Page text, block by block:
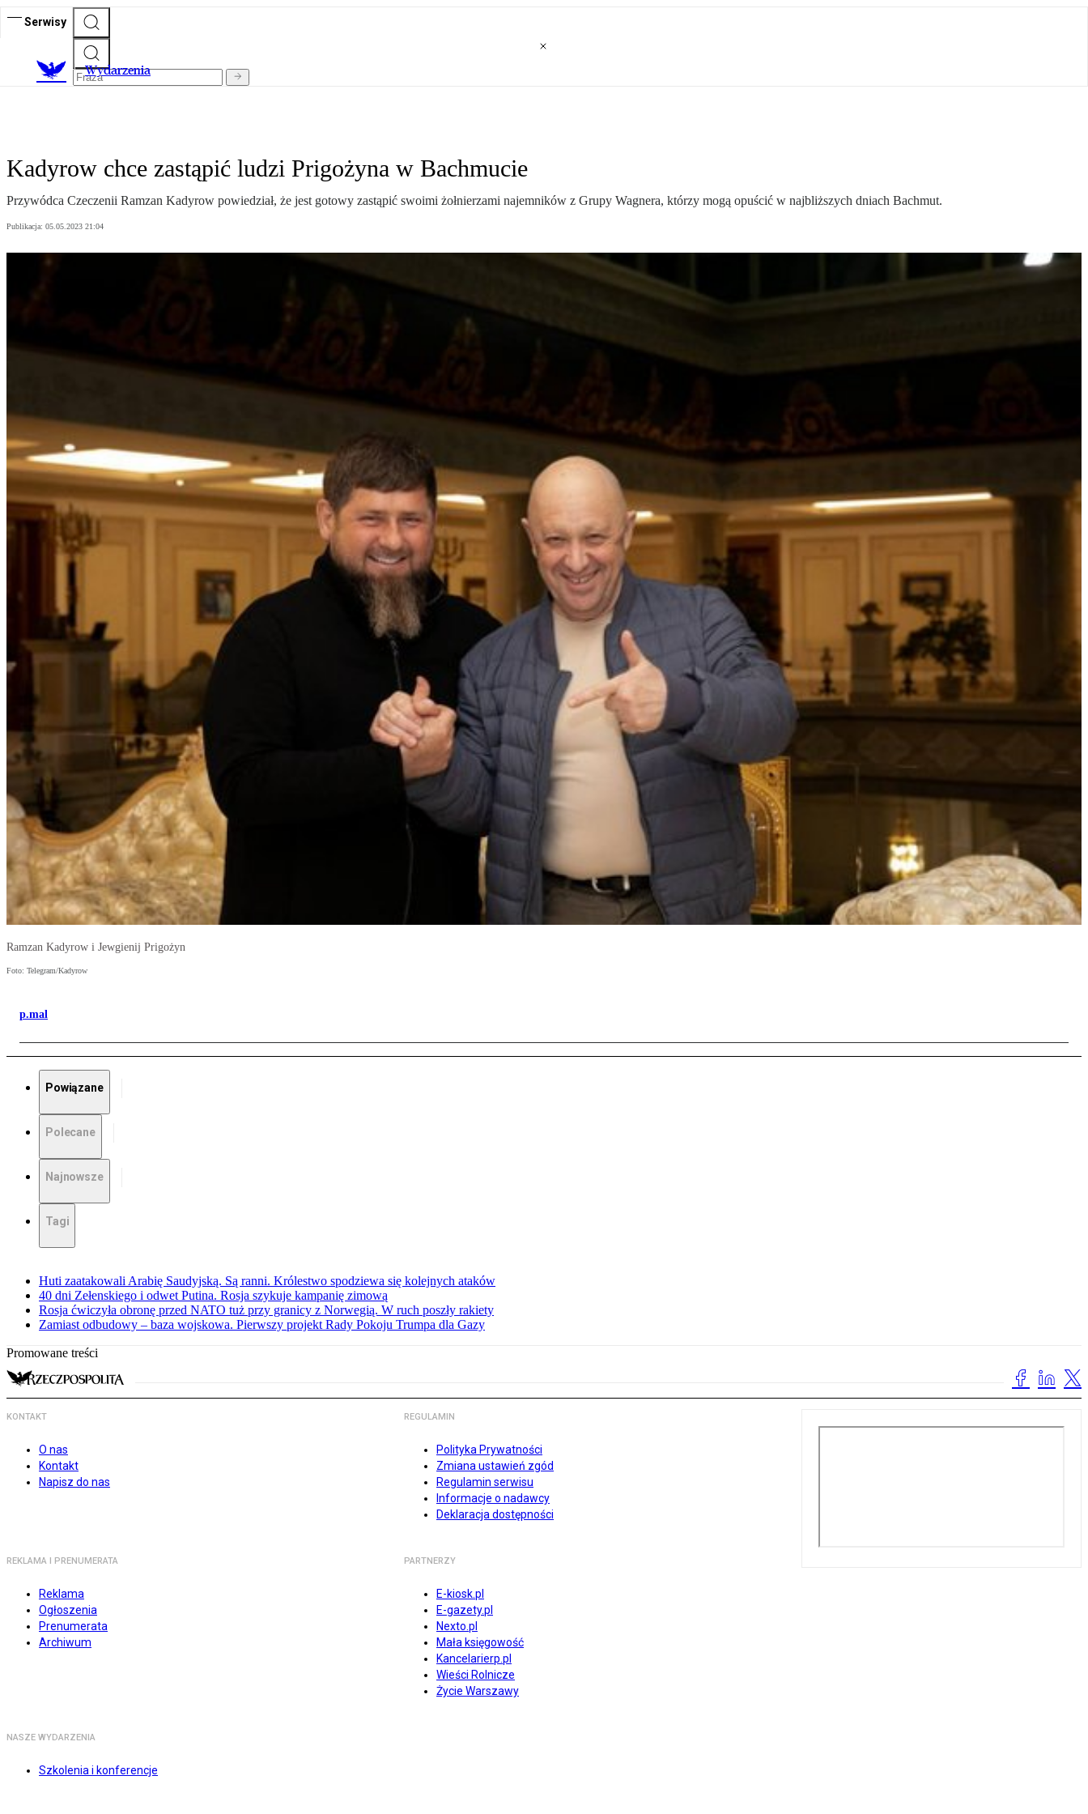
Serwisy
Wydarzenia
Kadyrow chce zastąpić ludzi Prigożyna w Bachmucie
Przywódca Czeczenii Ramzan Kadyrow powiedział, że jest gotowy zastąpić swoimi żołnierzami najemników z Grupy Wagnera, którzy mogą opuścić w najbliższych dniach Bachmut.
Publikacja: 05.05.2023 21:04
Ramzan Kadyrow i Jewgienij Prigożyn
Foto: Telegram/Kadyrow
p.mal
Powiązane
Polecane
Najnowsze
Tagi
Huti zaatakowali Arabię Saudyjską. Są ranni. Królestwo spodziewa się kolejnych ataków
40 dni Zełenskiego i odwet Putina. Rosja szykuje kampanię zimową
Rosja ćwiczyła obronę przed NATO tuż przy granicy z Norwegią. W ruch poszły rakiety
Zamiast odbudowy – baza wojskowa. Pierwszy projekt Rady Pokoju Trumpa dla Gazy
Promowane treści
KONTAKT
O nas
Kontakt
Napisz do nas
REGULAMIN
Polityka Prywatności
Zmiana ustawień zgód
Regulamin serwisu
Informacje o nadawcy
Deklaracja dostępności
REKLAMA I PRENUMERATA
Reklama
Ogłoszenia
Prenumerata
Archiwum
PARTNERZY
E-kiosk.pl
E-gazety.pl
Nexto.pl
Mała księgowość
Kancelarierp.pl
Wieści Rolnicze
Życie Warszawy
NASZE WYDARZENIA
Szkolenia i konferencje